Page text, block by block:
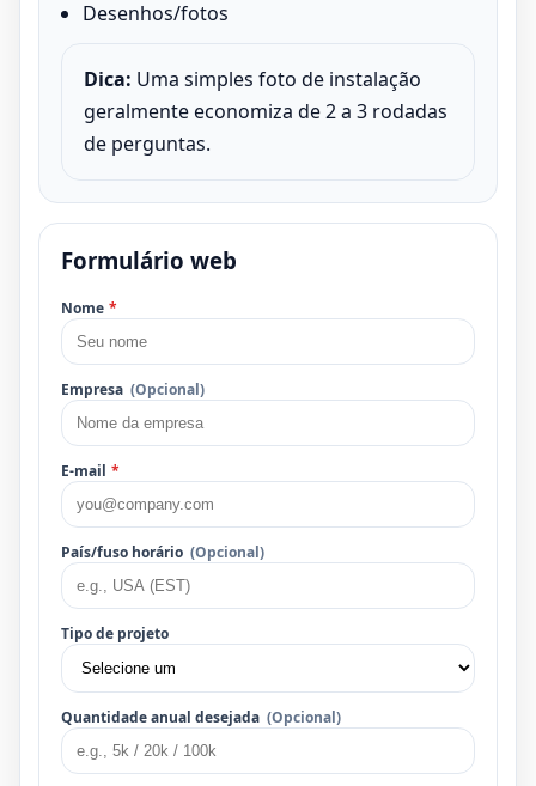
Desenhos/fotos
Dica: Uma simples foto de instalação
geralmente economiza de 2 a 3 rodadas
de perguntas.
Formulário web
Nome *
Empresa (Opcional)
E-mail *
País/fuso horário (Opcional)
Tipo de projeto
Quantidade anual desejada (Opcional)